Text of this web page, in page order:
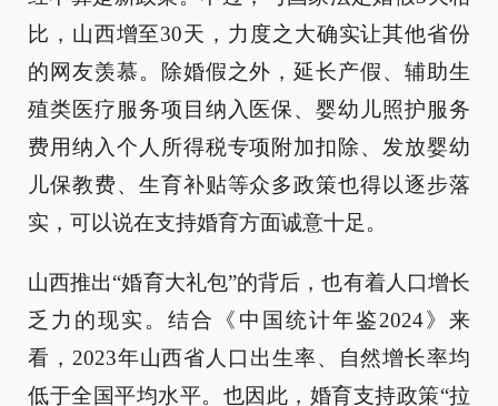
比，山西增至30天，力度之大确实让其他省份
的网友羡慕。除婚假之外，延长产假、辅助生
殖类医疗服务项目纳入医保、婴幼儿照护服务
费用纳入个人所得税专项附加扣除、发放婴幼
儿保教费、生育补贴等众多政策也得以逐步落
实，可以说在支持婚育方面诚意十足。
山西推出“婚育大礼包”的背后，也有着人口增长
乏力的现实。结合《中国统计年鉴2024》来
看，2023年山西省人口出生率、自然增长率均
低于全国平均水平。也因此，婚育支持政策“拉